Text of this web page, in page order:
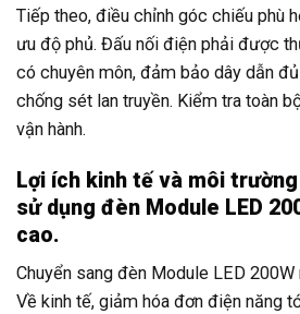
Tiếp theo, điều chỉnh góc chiếu phù
ưu độ phủ. Đấu nối điện phải được
có chuyên môn, đảm bảo dây dẫn
chống sét lan truyền. Kiểm tra toàn
vận hành.
Lợi ích kinh tế và môi
sử dụng đèn Module LED
cao.
Chuyển sang đèn Module LED
Về kinh tế, giảm hóa đơn điện năng